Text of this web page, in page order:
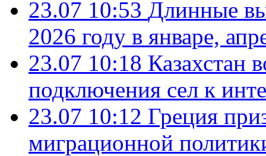
23.07 10:53 Длинные
2026 году в январе,
23.07 10:18 Казахстан
подключения сел к
23.07 10:12 Греция
миграционной